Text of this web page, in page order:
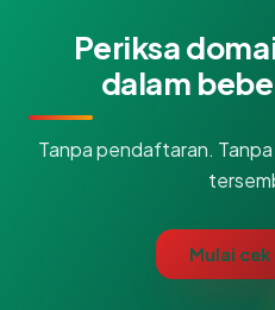
Periksa
dalam
Tanpa pendaftaran.
Mulai